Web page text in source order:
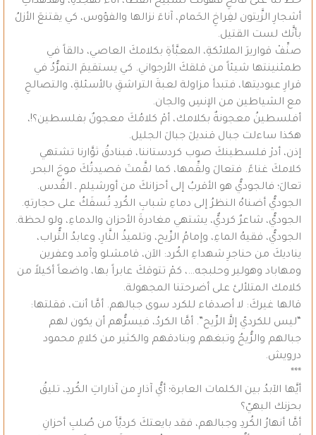
أشجارِ الزَّيتون لفِراخِ الحَمام، آناءَ نزالها والفؤوس، كي يقتنعَ الأزلُ
بأنَّك لست القتيل.
صنِّفْ قواريرَ الملائكةِ، المعبَّأةِ بكلامكَ العاصي، دالقاً في
طمئنينتها شيئاً من قلقكَ الأرجواني. كي يستقيمَ التمرُّدُ في
قرارِ عبوديتها، فتبدأ مزاولة لعبةَ التراشقِ بالأسئلةِ، والتصالحِ
مع الشياطين من الإنسِ والجان.
أفلسطينُ معجونةٌ بكلامك، أمْ كلامُكَ معجونٌ بفلسطين؟!،
هكذا ساءلت جبال قنديلَ جبالَ الجليل.
إذن، أدرْ فلسطينكَ صوب كردستاننا، فبنادقُ ثوَّارنا تشتهي
كلامكَ غناءً. فتعالَ ولقِّمها، كما لقَّمتَ قصيدتُكَ موجَ البحر.
تعالَ؛ فالجوديُّ هو الأقربُ إلى أحزانكَ من أورشيلم ـ القُدس.
الجوديُّ أضناهُ النظرُ إلى دماءِ شبابِ الكُردِ تُسفَكُ على حجارتهِ.
الجوديُّ، شاعرٌ كرديٌّ، يشتهي مغادرةَ الأحزان والدماءِ، ولو لحظة.
الجوديُّ، فقيهُ الماءِ، وإمامُ الرِّيح، وتلميذُ النَّارِ، وعابدُ التُّراب،
يناديكَ من حناجرِ شهداءِ الكُرد: الآن، قامشلو وآمد وعفرين
ومهاباد وهولير وحلبجه…، كمْ تتوقكَ عابراً بها، واضعاً أكيلاً من
كلامك المتلألئ على أضرحتنا المجهولة.
قالها غيركَ: لا أصدقاء للكرد سوى جبالهم. أمَّا أنت، فقلتها:
“ليس للكرديّ إلاَّ الرِّيح”. أمَّا الكردُ، فيسرُّهم أن يكون لهم
جبالهم والرُّيحُ وتبغهم وبنادقهم والكثير من كلامِ محمود
درويش.
***
أيَّها الآبدُ بين الكلمات العابرة؛ أيُّ آذارٍ من آذاراتِ الكُردِ، تليقُ
بحزنك البهيّ؟
أمَّا أنهارُ الكُردِ وجبالهم، فقد بايعتكَ كرديَّاً من صُلبِ أحزانِ